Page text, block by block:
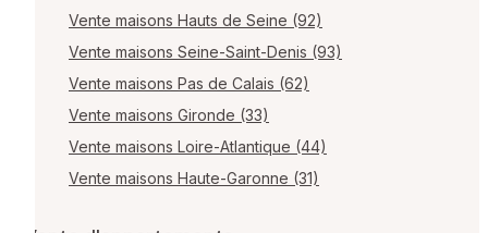
Vente maisons Hauts de Seine (92)
Vente maisons Seine-Saint-Denis (93)
Vente maisons Pas de Calais (62)
Vente maisons Gironde (33)
Vente maisons Loire-Atlantique (44)
Vente maisons Haute-Garonne (31)